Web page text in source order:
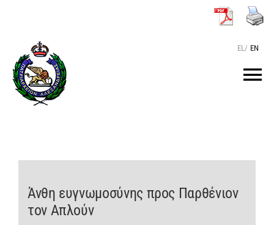
περιεχόμενο
EL/ EN
O ΠΑΤΡΙΑΡΧΗΣ
ΤΟ ΠΑΤΡΙΑΡΧΕΙΟ
Άνθη ευγνωμοσύνης προς Παρθένιον
τον Απλούν